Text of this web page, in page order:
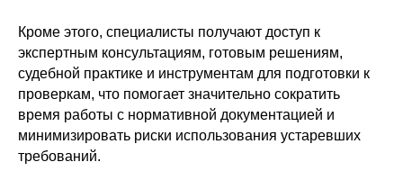
Кроме этого, специалисты получают доступ к
экспертным консультациям, готовым решениям,
судебной практике и инструментам для подготовки к
проверкам, что помогает значительно сократить
время работы с нормативной документацией и
минимизировать риски использования устаревших
требований.